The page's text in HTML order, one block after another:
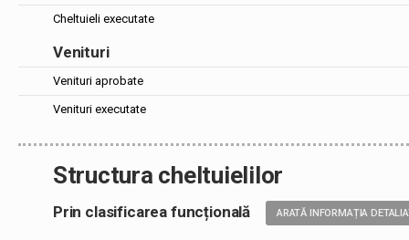
Cheltuieli executate
Venituri
Venituri aprobate
Venituri executate
Structura cheltuielilor
Prin clasificarea funcțională ARATĂ INFORMAȚIA